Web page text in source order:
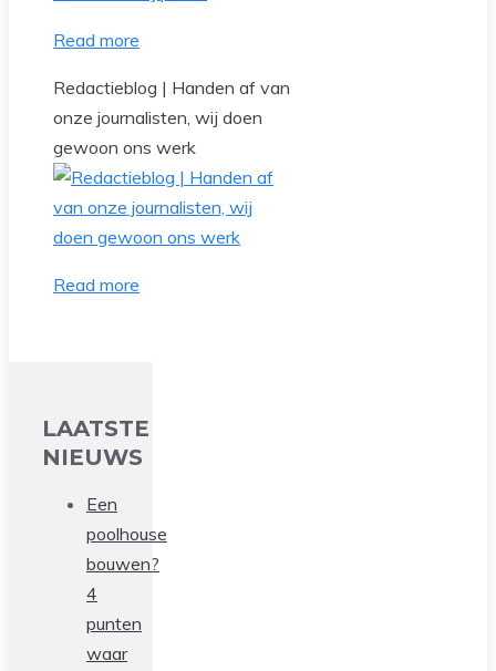
Read more
Redactieblog | Handen af van
onze journalisten, wij doen
gewoon ons werk
Read more
LAATSTE
NIEUWS
Een
poolhouse
bouwen?
4
punten
waar